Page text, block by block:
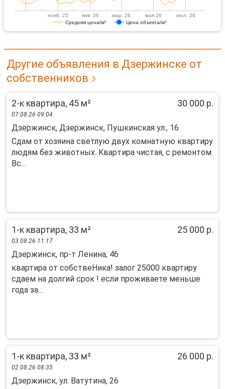
Средняя цена/м² Цена объекта/м²
нояб. 25 янв. 26 мар. 26 мая 26 июл. 26
Другие объявления в Дзержинске от
собственников
2-к квартира, 45 м² 30 000 р.
07.08.26 09:04
Дзержинск, Дзержинск, Пушкинская ул., 16
Cдaм от xозяина светлую двух комнатную кваpтиру
людям бeз животных. Kваpтирa чистая, c peмoнтoм.
Вс...
1-к квартира, 33 м² 25 000 р.
03.08.26 11:17
Дзержинск, пр-т Ленина, 46
квартира от собствеНика! залог 25000 квартиру
сдаем на долгий срок ! если проживаете меньше
года за...
1-к квартира, 33 м² 26 000 р.
02.08.26 08:35
Дзержинск, ул. Ватутина, 26